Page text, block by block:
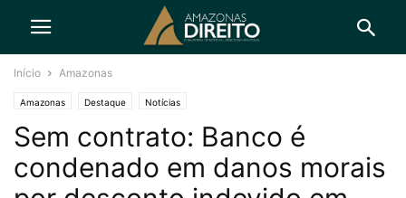
Início Amazonas
Amazonas Destaque Notícias
Sem contrato: Banco é
condenado em danos morais